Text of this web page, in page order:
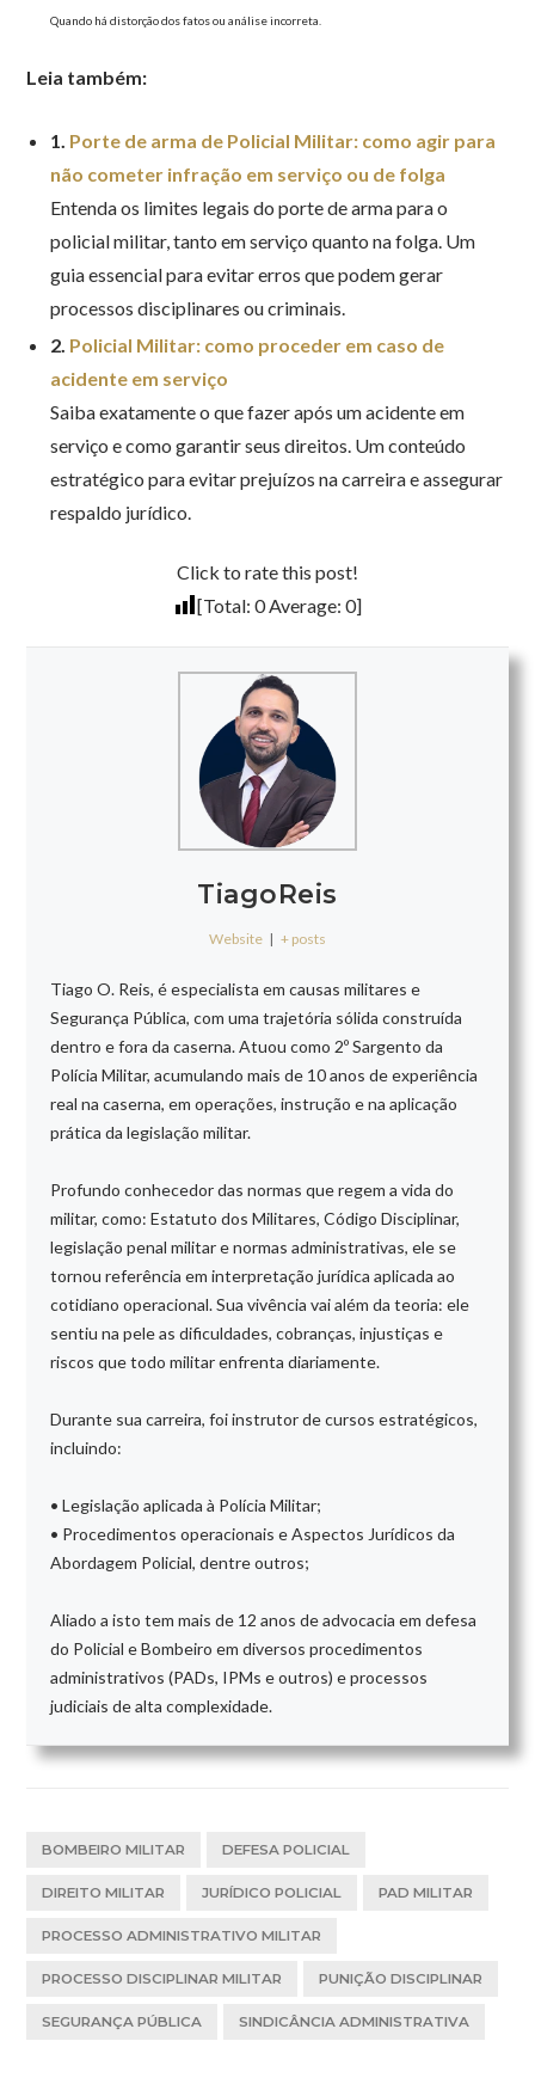
Quando há distorção dos fatos ou análise incorreta.
Leia também:
1. Porte de arma de Policial Militar: como agir para
não cometer infração em serviço ou de folga
Entenda os limites legais do porte de arma para o
policial militar, tanto em serviço quanto na folga. Um
guia essencial para evitar erros que podem gerar
processos disciplinares ou criminais.
2. Policial Militar: como proceder em caso de
acidente em serviço
Saiba exatamente o que fazer após um acidente em
serviço e como garantir seus direitos. Um conteúdo
estratégico para evitar prejuízos na carreira e assegurar
respaldo jurídico.
Click to rate this post!
[Total: 0Average: 0]
TiagoReis
Website | + posts
Tiago O. Reis, é especialista em causas militares e
Segurança Pública, com uma trajetória sólida construída
dentro e fora da caserna. Atuou como 2º Sargento da
Polícia Militar, acumulando mais de 10 anos de experiência
real na caserna, em operações, instrução e na aplicação
prática da legislação militar.
Profundo conhecedor das normas que regem a vida do
militar, como: Estatuto dos Militares, Código Disciplinar,
legislação penal militar e normas administrativas, ele se
tornou referência em interpretação jurídica aplicada ao
cotidiano operacional. Sua vivência vai além da teoria: ele
sentiu na pele as dificuldades, cobranças, injustiças e
riscos que todo militar enfrenta diariamente.
Durante sua carreira, foi instrutor de cursos estratégicos,
incluindo:
• Legislação aplicada à Polícia Militar;
• Procedimentos operacionais e Aspectos Jurídicos da
Abordagem Policial, dentre outros;
Aliado a isto tem mais de 12 anos de advocacia em defesa
do Policial e Bombeiro em diversos procedimentos
administrativos (PADs, IPMs e outros) e processos
judiciais de alta complexidade.
BOMBEIRO MILITAR DEFESA POLICIAL
DIREITO MILITAR JURÍDICO POLICIAL PAD MILITAR
PROCESSO ADMINISTRATIVO MILITAR
PROCESSO DISCIPLINAR MILITAR PUNIÇÃO DISCIPLINAR
SEGURANÇA PÚBLICA SINDICÂNCIA ADMINISTRATIVA